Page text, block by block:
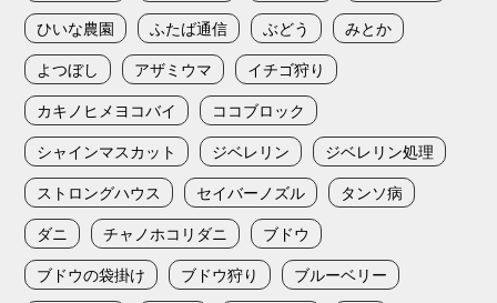
ひいな農園
ふたば通信 ぶどう
みとか
よつぼし
アザミウマ
イチゴ狩り
カキノヒメヨコバイ
ココブロック
シャインマスカット
ジベレリン
ジベレリン処理
ストロングハウス
セイバーノズル
タンソ病
ダニ
チャノホコリダニ
ブドウ
ブドウの袋掛け
ブドウ狩り
ブルーベリー